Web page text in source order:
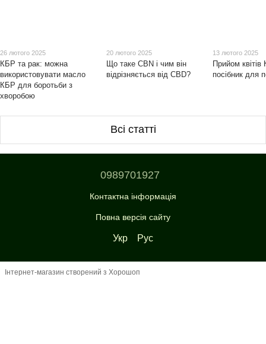
26 лютого 2025
КБР та рак: можна
використовувати масло
КБР для боротьби з
хворобою
20 лютого 2025
Що таке CBN і чим він
відрізняється від CBD?
13 лютого 2025
Прийом
посібник для
Всі статті
0989701927
Контактна інформація
Повна версія сайту
Укр Рус
Інтернет-магазин створений з Хорошоп